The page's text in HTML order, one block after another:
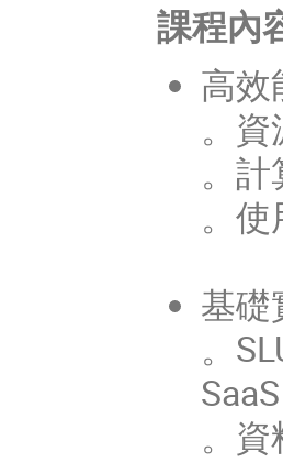
課程內
高效
。
。計
。使
基礎
。
。